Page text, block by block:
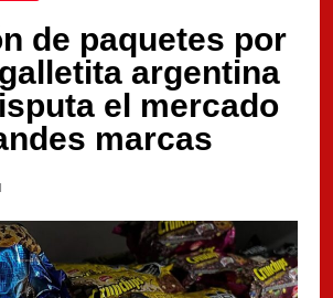
de paquetes por
argentina
el mercado
marcas